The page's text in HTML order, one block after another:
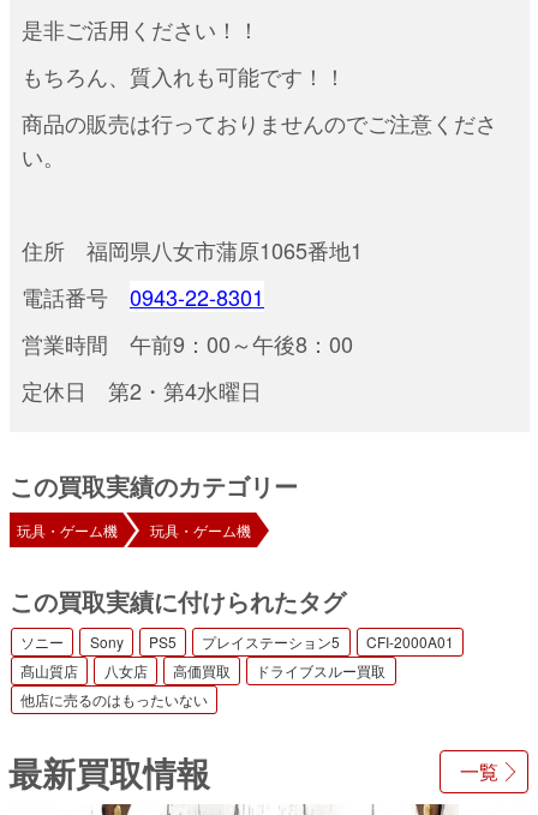
是非ご活用ください！！
もちろん、質入れも可能です！！
商品の販売は行っておりませんのでご注意くださ
い。
住所 福岡県八女市蒲原1065番地1
電話番号 0943-22-8301
営業時間 午前9：00～午後8：00
定休日 第2・第4水曜日
この買取実績のカテゴリー
玩具・ゲーム機 玩具・ゲーム機
この買取実績に付けられたタグ
ソニー Sony PS5 プレイステーション5
CFI-2000A01
髙山質店
八女店 高価買取
ドライブスルー買取
他店に売るのはもったいない
一覧
最新買取情報